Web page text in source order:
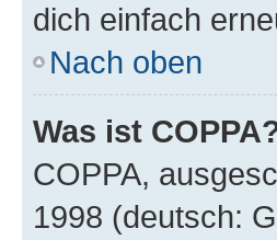
dich einfach
Nach oben
Was ist
COPPA,
1998 (deutsch: